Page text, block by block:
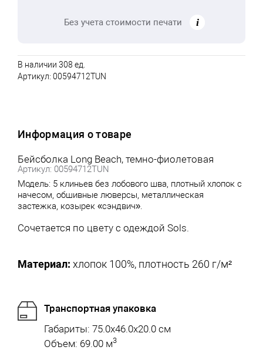
Без учета стоимости печати
В наличии 308 ед.
Артикул: 00594712TUN
Информация о товаре
Бейсболка Long Beach, темно-фиолетовая
Артикул: 00594712TUN
Модель: 5 клиньев без лобового шва, плотный хлопок с
начесом, обшивные люверсы, металлическая
застежка, козырек «сэндвич».
Сочетается по цвету с одеждой Sols.
Материал: хлопок 100%, плотность 260 г/м²
Транспортная упаковка
Габариты: 75.0x46.0x20.0 см
Объем: 69.00 м3